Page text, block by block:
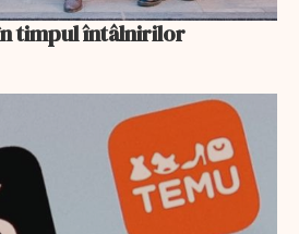
timpul întâlnirilor